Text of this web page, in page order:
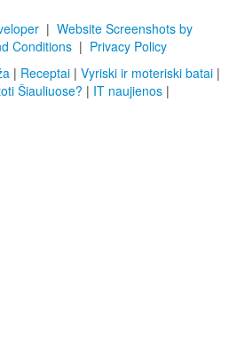
| Website Screenshots by
Conditions | Privacy Policy
| Receptai | Vyriski ir moteriski batai |
Šiauliuose? | IT naujienos |